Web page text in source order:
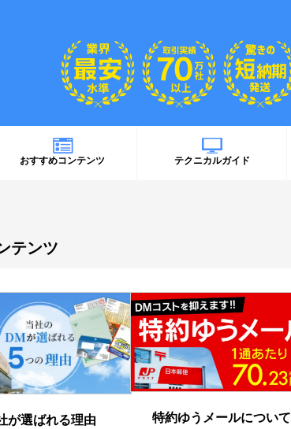
おすすめコンテンツ テクニカルガイド
テンツ
が選ばれる理由 特約ゆうメールについて